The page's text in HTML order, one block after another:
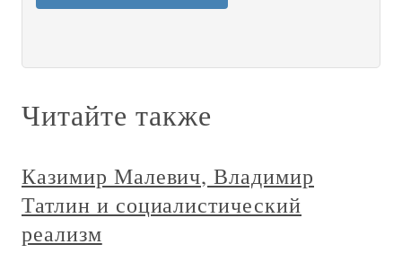
Читайте также
Казимир Малевич, Владимир
Татлин и социалистический
реализм